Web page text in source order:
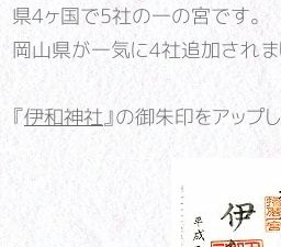
県4ヶ国で5社の一の宮です。
岡山県が一気に4社追加されま
『伊和神社』の御朱印をアップ